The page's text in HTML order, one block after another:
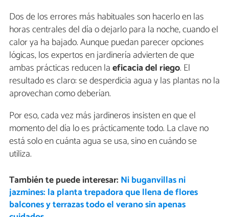
Dos de los errores más habituales son hacerlo en las
horas centrales del día o dejarlo para la noche, cuando el
calor ya ha bajado. Aunque puedan parecer opciones
lógicas, los expertos en jardinería advierten de que
ambas prácticas reducen laeficacia del riego. El
resultado es claro: se desperdicia agua y las plantas no la
aprovechan como deberían.
Por eso, cada vez más jardineros insisten en que el
momento del día lo es prácticamente todo. La clave no
está solo en cuánta agua se usa, sino en cuándo se
utiliza.
También te puede interesar: Ni buganvillas ni
jazmines: la planta trepadora que llena de flores
balcones y terrazas todo el verano sin apenas